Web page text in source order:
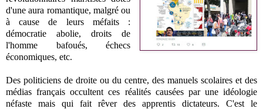
d'une aura romantique, malgré ou
à cause de leurs méfaits :
démocratie abolie, droits de
l'homme bafoués, échecs
économiques, etc.
Des politiciens de droite ou du centre, des manuels scolaires et des
médias français occultent ces réalités causées par une idéologie
néfaste mais qui fait rêver des apprentis dictateurs. C'est le